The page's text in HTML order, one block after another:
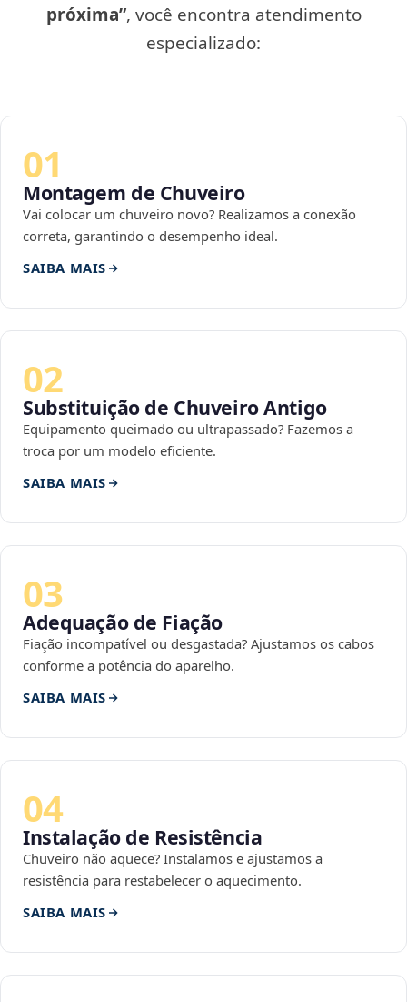
próxima”, você encontra atendimento
especializado:
01
Montagem de Chuveiro
Vai colocar um chuveiro novo? Realizamos a conexão
correta, garantindo o desempenho ideal.
SAIBA MAIS
02
Substituição de Chuveiro Antigo
Equipamento queimado ou ultrapassado? Fazemos a
troca por um modelo eficiente.
SAIBA MAIS
03
Adequação de Fiação
Fiação incompatível ou desgastada? Ajustamos os cabos
conforme a potência do aparelho.
SAIBA MAIS
04
Instalação de Resistência
Chuveiro não aquece? Instalamos e ajustamos a
resistência para restabelecer o aquecimento.
SAIBA MAIS